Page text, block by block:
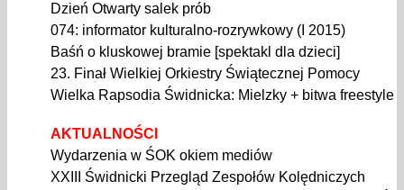
Dzień Otwarty salek prób
074: informator kulturalno-rozrywkowy (I 2015)
Baśń o kluskowej bramie [spektakl dla dzieci]
23. Finał Wielkiej Orkiestry Świątecznej Pomocy
Wielka Rapsodia Świdnicka: Mielzky + bitwa freestyle
AKTUALNOŚCI
Wydarzenia w ŚOK okiem mediów
XXIII Świdnicki Przegląd Zespołów Kolędniczych